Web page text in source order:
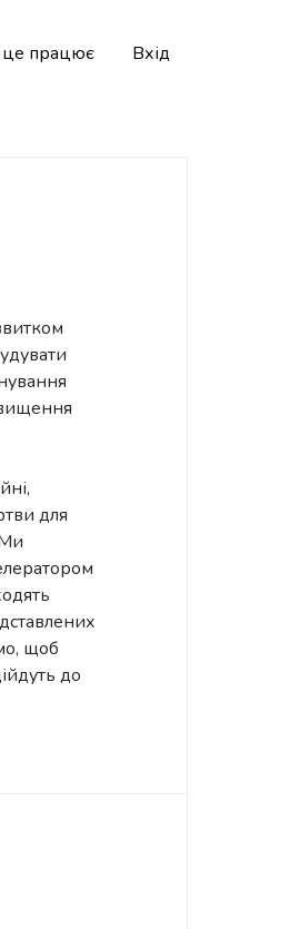
працює Вхід
для
щоб
до